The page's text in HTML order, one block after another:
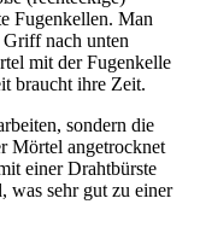
Fugenkellen. Man
nach unten
mit der Fugenkelle
braucht ihre Zeit.
sondern die
Mörtel angetrocknet
einer Drahtbürste
was sehr gut zu einer